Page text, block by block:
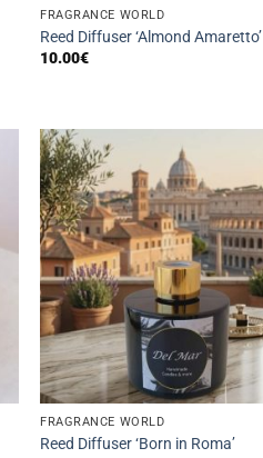
FRAGRANCE WORLD
Reed Diffuser ‘Almond Amaretto’
10.00€
FRAGRANCE WORLD
Reed Diffuser ‘Born in Roma’